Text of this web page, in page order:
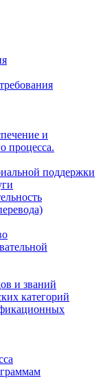
и
процесса.
поддержки
и званий
категорий